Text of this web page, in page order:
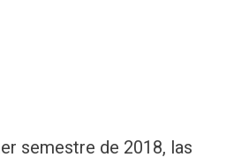
semestre de 2018, las